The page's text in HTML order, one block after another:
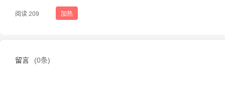
阅读 209 加热
留言 (0条)